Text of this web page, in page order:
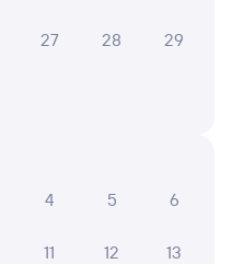
27 28 29
4 5 6
11 12 13